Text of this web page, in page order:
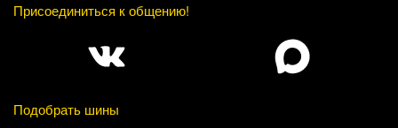
Присоединиться к общению!
Подобрать шины